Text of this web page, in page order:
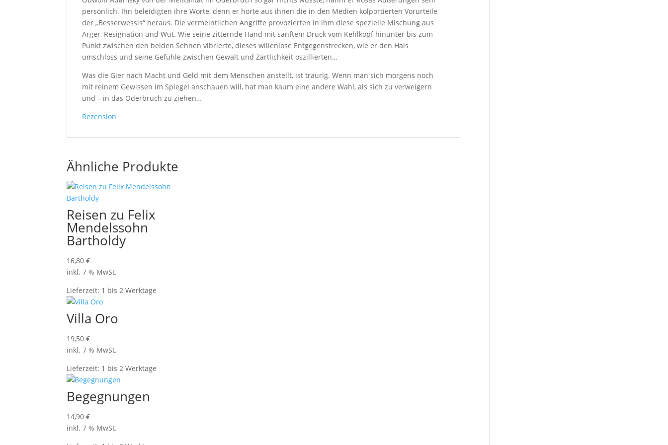
persönlich. Ihn beleidigten ihre Worte, denn er hörte aus ihnen die in den Medien kolportierten Vorurteile
der „Besserwessis“ heraus. Die vermeintlichen Angriffe provozierten in ihm diese spezielle Mischung aus
Ärger, Resignation und Wut. Wie seine zitternde Hand mit sanftem Druck vom Kehlkopf hinunter bis zum
Punkt zwischen den beiden Sehnen vibrierte, dieses willenlose Entgegenstrecken, wie er den Hals
umschloss und seine Gefühle zwischen Gewalt und Zärtlichkeit oszillierten…
Was die Gier nach Macht und Geld mit dem Menschen anstellt, ist traurig. Wenn man sich morgens noch
mit reinem Gewissen im Spiegel anschauen will, hat man kaum eine andere Wahl, als sich zu verweigern
und – in das Oderbruch zu ziehen…
Rezension
Ähnliche Produkte
Reisen zu Felix
Mendelssohn
Bartholdy
16,80€
inkl. 7 % MwSt.
Lieferzeit: 1 bis 2 Werktage
Villa Oro
19,50€
inkl. 7 % MwSt.
Lieferzeit: 1 bis 2 Werktage
Begegnungen
14,90€
inkl. 7 % MwSt.